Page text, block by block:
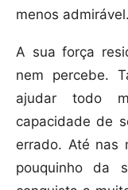
menos admirável.
A sua força
nem percebe.
ajudar todo
capacidade de
errado. Até nas
pouquinho da